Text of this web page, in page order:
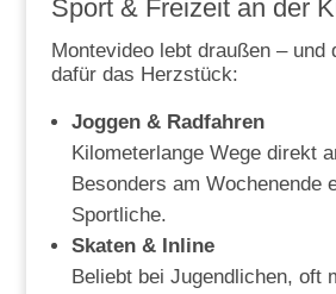
Sport & Freizeit an der
Montevideo lebt draußen – und
dafür das Herzstück:
Joggen & Radfahren
Kilometerlange Wege direkt
Besonders am Wochenende
Sportliche.
Skaten & Inline
Beliebt bei Jugendlichen, oft